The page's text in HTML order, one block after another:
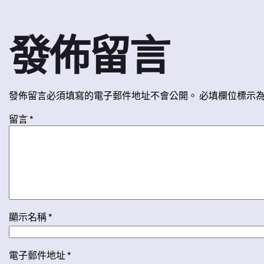
發佈留言
發佈留言必須填寫的電子郵件地址不會公開。 必填欄位標示
留言*
顯示名稱*
電子郵件地址*